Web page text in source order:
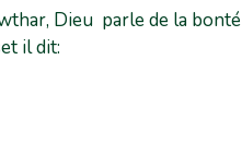
Dieu parle de la
il dit: